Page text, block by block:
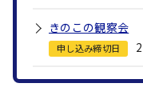
きのこの観察会
申し込み締切日